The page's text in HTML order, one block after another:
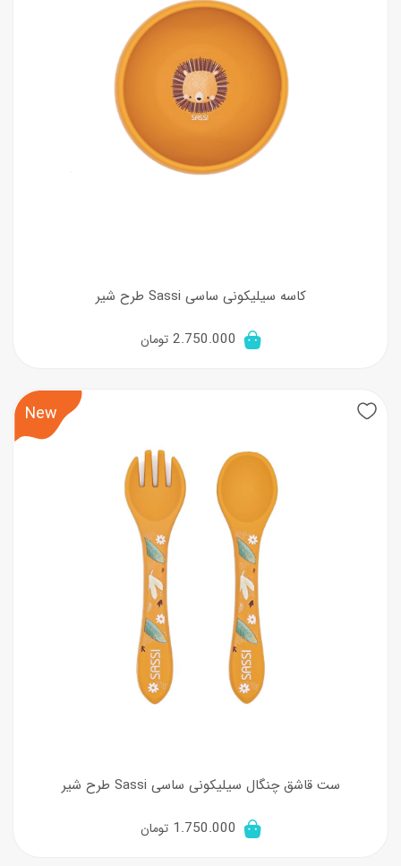
کاسه سیلیکونی ساسی Sassi طرح شیر
2.750.000 تومان
New
ست قاشق چنگال سیلیکونی ساسی Sassi طرح شیر
1.750.000 تومان